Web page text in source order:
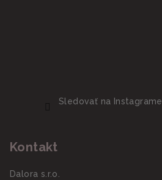
Sledovať na Instagrame
Kontakt
Dalora s.r.o.